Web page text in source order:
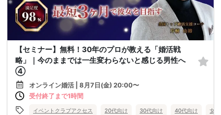
【セミナー】無料！30年のプロが教える「婚活戦
略」｜今のままでは一生変わらないと感じる男性へ
④
オンライン婚活 | 8月7日(金) 20:00〜
受付終了まで1時間
イベントクラブアクセス 20代向け 30代向け 40代向け 女